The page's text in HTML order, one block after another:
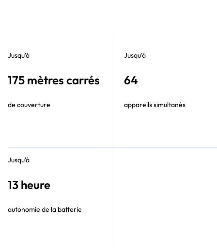
Jusqu'à
175 mètres carrés
de couverture
Jusqu'à
64
appareils simultanés
Jusqu'à
13 heure
autonomie de la batterie